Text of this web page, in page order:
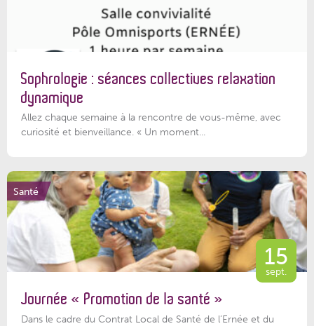
Sophrologie : séances collectives relaxation
dynamique
Allez chaque semaine à la rencontre de vous-même, avec
curiosité et bienveillance. « Un moment...
Santé
15
sept.
Journée « Promotion de la santé »
Dans le cadre du Contrat Local de Santé de l’Ernée et du